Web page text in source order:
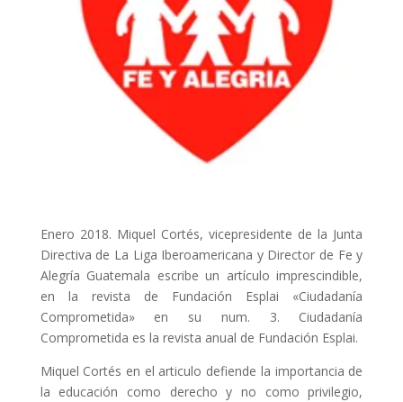
Enero 2018. Miquel Cortés, vicepresidente de la Junta
Directiva de La Liga Iberoamericana y Director de Fe y
Alegría Guatemala escribe un artículo imprescindible,
en la revista de Fundación Esplai «Ciudadanía
Comprometida» en su num. 3. Ciudadanía
Comprometida es la revista anual de Fundación Esplai.
Miquel Cortés en el articulo defiende la importancia de
la educación como derecho y no como privilegio,
ESPLAIS
SUPORT TERCER SECTOR
CONEIX FUNDESPLAI
La Fundació
L'equip